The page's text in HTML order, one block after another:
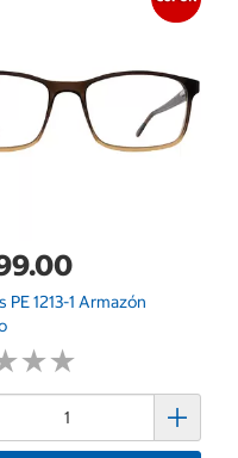
PE 1213-1 Armazón
★★
★★